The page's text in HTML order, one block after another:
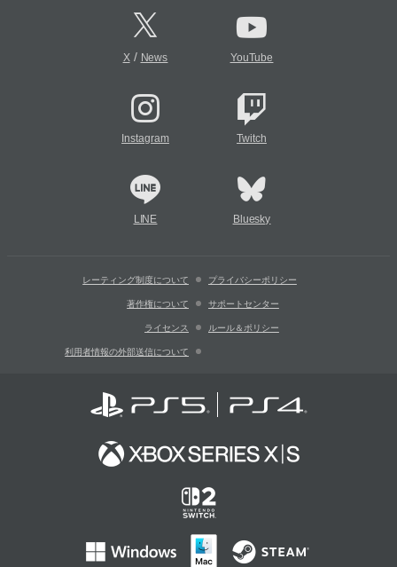
X/ News YouTube
Instagram Twitch
LINE Bluesky
レーティング制度について プライバシーポリシー
著作権について サポートセンター
ライセンス ルール＆ポリシー
利用者情報の外部送信について